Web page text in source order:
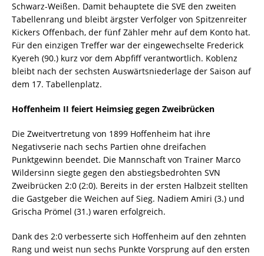
Schwarz-Weißen. Damit behauptete die SVE den zweiten
Tabellenrang und bleibt ärgster Verfolger von Spitzenreiter
Kickers Offenbach, der fünf Zähler mehr auf dem Konto hat.
Für den einzigen Treffer war der eingewechselte Frederick
Kyereh (90.) kurz vor dem Abpfiff verantwortlich. Koblenz
bleibt nach der sechsten Auswärtsniederlage der Saison auf
dem 17. Tabellenplatz.
Hoffenheim II feiert Heimsieg gegen Zweibrücken
Die Zweitvertretung von 1899 Hoffenheim hat ihre
Negativserie nach sechs Partien ohne dreifachen
Punktgewinn beendet. Die Mannschaft von Trainer Marco
Wildersinn siegte gegen den abstiegsbedrohten SVN
Zweibrücken 2:0 (2:0). Bereits in der ersten Halbzeit stellten
die Gastgeber die Weichen auf Sieg. Nadiem Amiri (3.) und
Grischa Prömel (31.) waren erfolgreich.
Dank des 2:0 verbesserte sich Hoffenheim auf den zehnten
Rang und weist nun sechs Punkte Vorsprung auf den ersten